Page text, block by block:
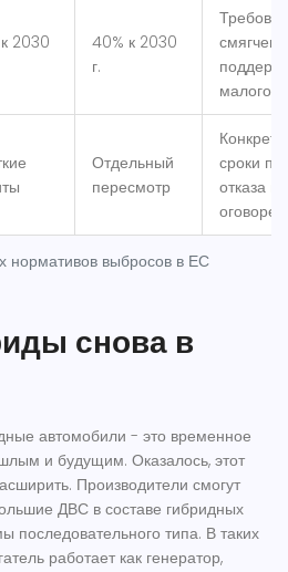
нормативов выбросов в ЕС
2030
40% к 2030
г.
малого
Отдельный
пересмотр
сроки
отказа
снова в
автомобили - это временное
и будущим. Оказалось, этот
Производители смогут
ДВС в составе гибридных
последовательного типа. В таких
работает как генератор,